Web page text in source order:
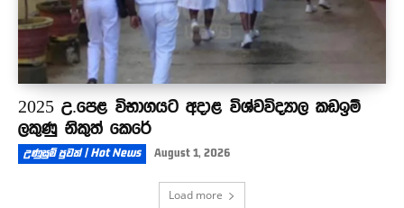
2025 උ.පෙළ විභාගයට අදාළ විශ්වවිද්‍යාල කඩඉම්
ලකුණු නිකුත් කෙරේ
උණුසුම් පුවත් | Hot News August 1, 2026
Load more